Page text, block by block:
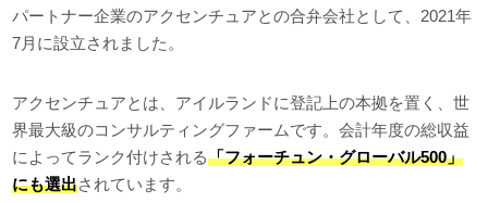
パートナー企業のアクセンチュアとの合弁会社として、2021年
7月に設立されました。
アクセンチュアとは、アイルランドに登記上の本拠を置く、世
界最大級のコンサルティングファームです。会計年度の総収益
によってランク付けされる「フォーチュン・グローバル500」
にも選出されています。